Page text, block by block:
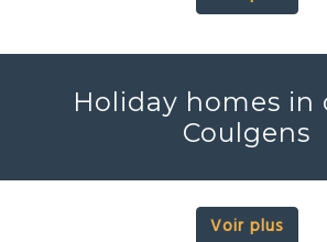
Holiday homes in
Coulgens
Voir plus